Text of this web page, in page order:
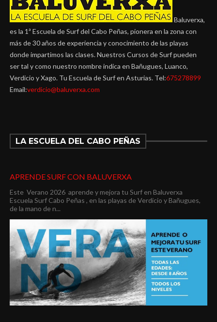
Baluverxa,
es la 1ª Escuela de Surf del Cabo Peñas, pionera en la zona con
más de 30 años de experiencia y conocimiento de las playas
donde impartimos las clases. Nuestros Cursos de Surf pueden
ser tal y como nuestro nombre indica en Bañugues, Luanco,
Verdicio y Xago. Tu Escuela de Surf en Asturias. Tel:675278899
Email:verdicio@baluverxa.com
LA ESCUELA DEL CABO PEÑAS
APRENDE SURF CON BALUVERXA
Este Verano 2026 aprende y mejora tu Surf en Baluverxa
Escuela Surf Cabo Peñas , en las playas de Verdicio y Bañugues,
de la mano de n...